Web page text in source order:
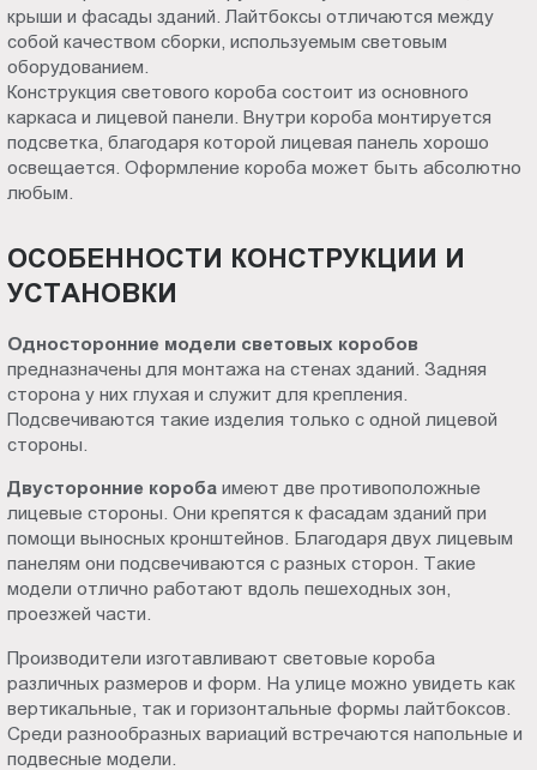
крыши и фасады зданий. Лайтбоксы отличаются между
собой качеством сборки, используемым световым
оборудованием.
Конструкция светового короба состоит из основного
каркаса и лицевой панели. Внутри короба монтируется
подсветка, благодаря которой лицевая панель хорошо
освещается. Оформление короба может быть абсолютно
любым.
ОСОБЕННОСТИ КОНСТРУКЦИИ И
УСТАНОВКИ
Односторонние модели световых коробов
предназначены для монтажа на стенах зданий. Задняя
сторона у них глухая и служит для крепления.
Подсвечиваются такие изделия только с одной лицевой
стороны.
Двусторонние короба имеют две противоположные
лицевые стороны. Они крепятся к фасадам зданий при
помощи выносных кронштейнов. Благодаря двух лицевым
панелям они подсвечиваются с разных сторон. Такие
модели отлично работают вдоль пешеходных зон,
проезжей части.
Производители изготавливают световые короба
различных размеров и форм. На улице можно увидеть как
вертикальные, так и горизонтальные формы лайтбоксов.
Среди разнообразных вариаций встречаются напольные и
подвесные модели.
Пт.:
9.00-
18.00
Вс.:
выходной